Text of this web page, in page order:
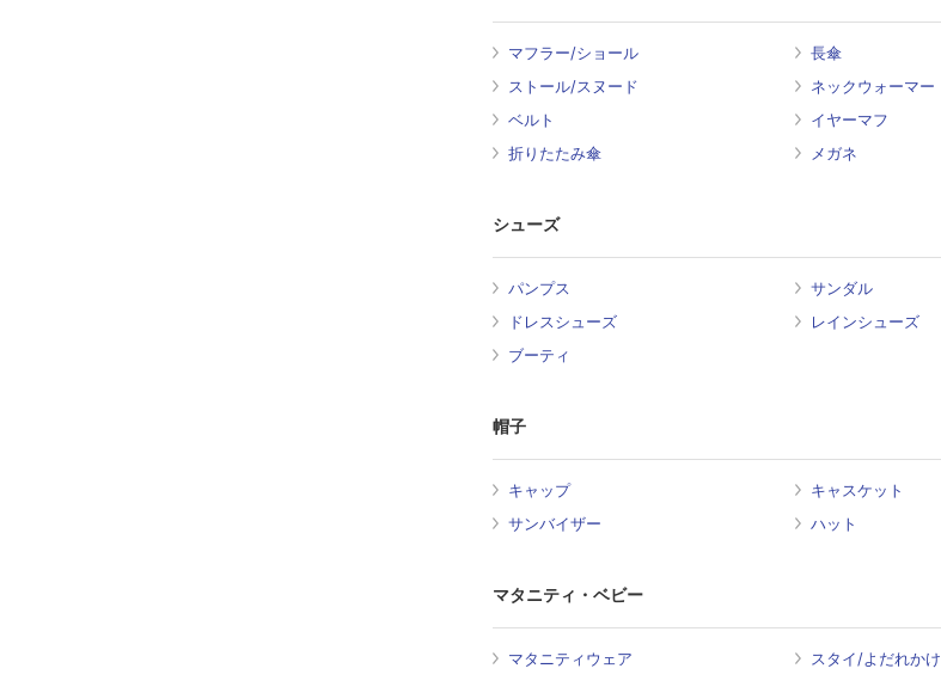
マフラー/ショール 長傘
ストール/スヌード
ネックウォーマー
ベルト
イヤーマフ
折りたたみ傘
メガネ
シューズ
パンプス サンダル
ドレスシューズ
レインシューズ
ブーティ
帽子
キャップ キャスケット
サンバイザー
ハット
マタニティ・ベビー
マタニティウェア スタイ/よだれかけ